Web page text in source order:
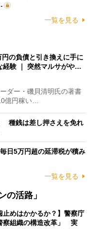
一覧を見る
円の負債と引き換えに手に
経験 ｜ 突然マルサがや…
ダー・磯貝清明氏の著書
億円稼い…
種銭は差し押さえを免れ
日5万円超の延滞税が積み
一覧を見る
の活路」
止めはかかるか？】警察庁
察組織の構造改革」 実